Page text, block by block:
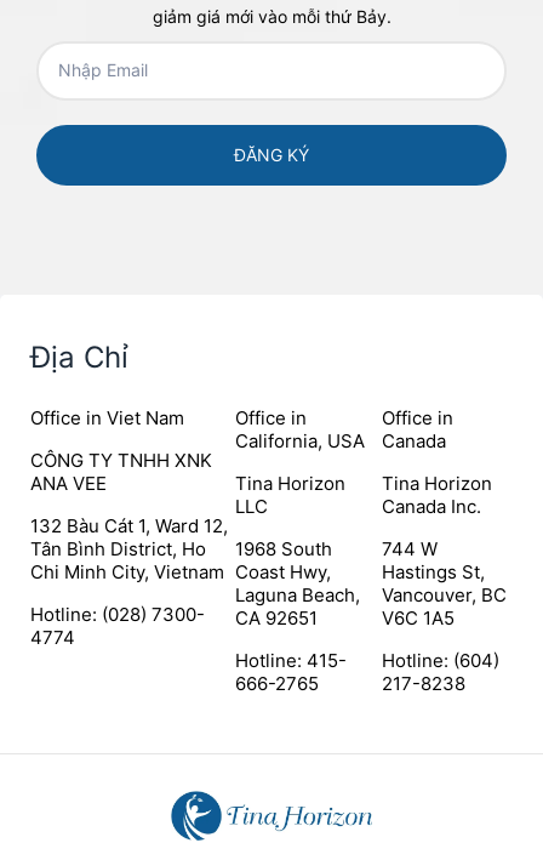
giảm giá mới vào mỗi thứ Bảy.
Địa Chỉ
Office in Viet Nam
CÔNG TY TNHH XNK
ANA VEE
132 Bàu Cát 1, Ward 12,
Tân Bình District, Ho
Chi Minh City, Vietnam
Hotline: (028) 7300-
4774
Office in
California, USA
Tina Horizon
LLC
1968 South
Coast Hwy,
Laguna Beach,
CA 92651
Hotline: 415-
666-2765
Office in
Canada
Tina Horizon
Canada Inc.
744 W
Hastings St,
Vancouver, BC
V6C 1A5
Hotline: (604)
217-8238